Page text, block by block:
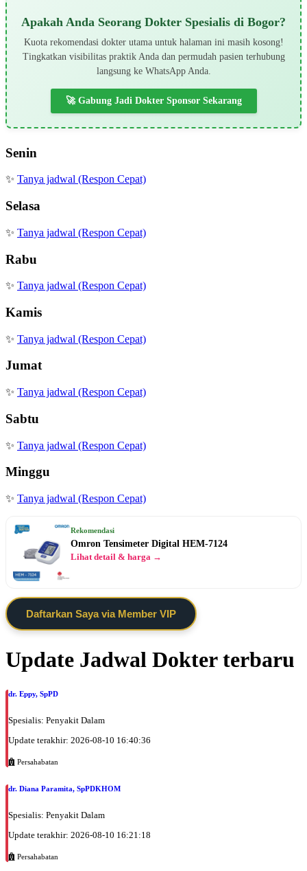
Apakah Anda Seorang Dokter Spesialis di Bogor?
Kuota rekomendasi dokter utama untuk halaman ini masih kosong!
Tingkatkan visibilitas praktik Anda dan permudah pasien terhubung
langsung ke WhatsApp Anda.
🚀 Gabung Jadi Dokter Sponsor Sekarang
Senin
✨ Tanya jadwal (Respon Cepat)
Selasa
✨ Tanya jadwal (Respon Cepat)
Rabu
✨ Tanya jadwal (Respon Cepat)
Kamis
✨ Tanya jadwal (Respon Cepat)
Jumat
✨ Tanya jadwal (Respon Cepat)
Sabtu
✨ Tanya jadwal (Respon Cepat)
Minggu
✨ Tanya jadwal (Respon Cepat)
Rekomendasi
Omron Tensimeter Digital HEM-7124
Lihat detail & harga →
Daftarkan Saya via Member VIP
Update Jadwal Dokter terbaru
dr. Eppy, SpPD
Spesialis: Penyakit Dalam
Update terakhir: 2026-08-10 16:40:36
Persahabatan
dr. Diana Paramita, SpPDKHOM
Spesialis: Penyakit Dalam
Update terakhir: 2026-08-10 16:21:18
Persahabatan